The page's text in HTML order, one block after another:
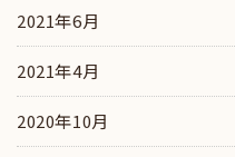
2021年6月
2021年4月
2020年10月